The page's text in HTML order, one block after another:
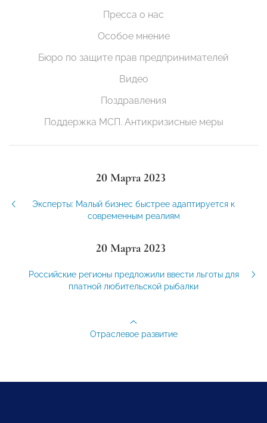
Пресса о нас
Особое мнение
Бюро по защите прав предпринимателей
Видео
Поздравления
Поддержка МСП. Антикризисные меры
20 Марта 2023
Эксперты: Малый бизнес быстрее адаптируется к
современным реалиям
20 Марта 2023
Российские регионы предложили ввести льготы для
платной любительской рыбалки
Отраслевое развитие